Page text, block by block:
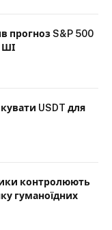
прогноз S&P 500
ШІ
USDT для
контролюють
гуманоїдних